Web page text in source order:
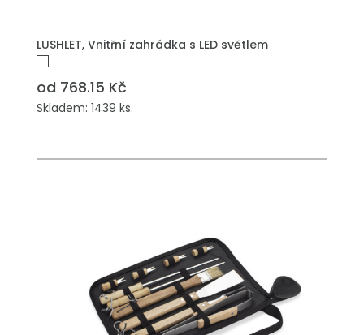
LUSHLET, Vnitřní zahrádka s LED světlem
od 768.15 Kč
Skladem: 1439 ks.